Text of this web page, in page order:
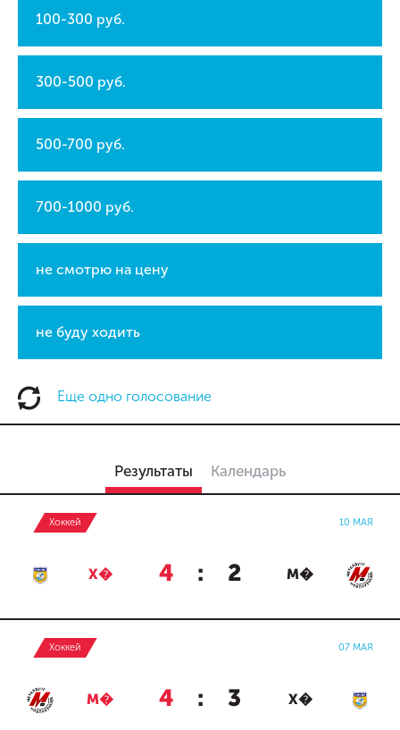
100-300 руб.
300-500 руб.
500-700 руб.
700-1000 руб.
не смотрю на цену
не буду ходить
Еще одно голосование
Результаты Календарь
Хоккей 10 МАЯ
Х� 4 : 2 М�
Хоккей 07 МАЯ
М� 4 : 3 Х�